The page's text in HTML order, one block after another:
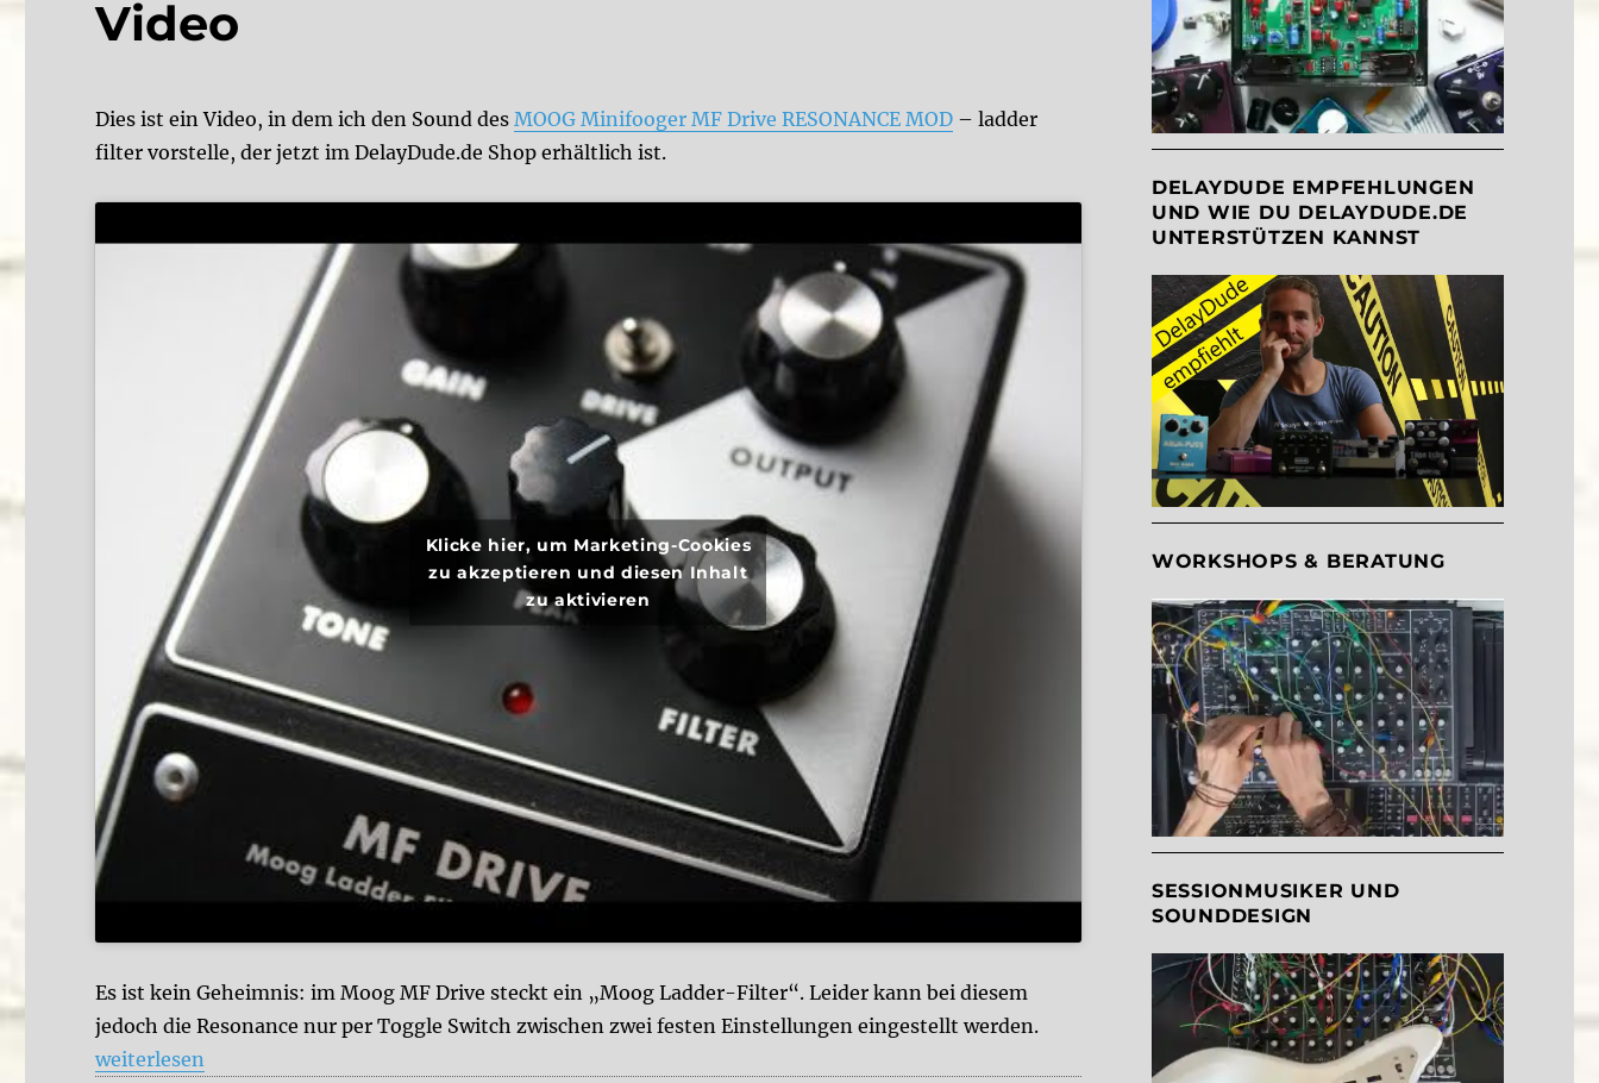
Video
Dies ist ein Video, in dem ich den Sound desMOOG Minifooger MF Drive RESONANCE MOD – ladder
filter vorstelle, der jetzt im DelayDude.de Shop erhältlich ist.
Klicke hier, um Marketing-Cookies
zu akzeptieren und diesen Inhalt
zu aktivieren
Es ist kein Geheimnis: im Moog MF Drive steckt ein „Moog Ladder-Filter“. Leider kann bei diesem
jedoch die Resonance nur per Toggle Switch zwischen zwei festen Einstellungen eingestellt werden.
„MOOG Minifooger MF Drive RESONANCE MOD – ladder filter Demo Video“
weiterlesen
DELAYDUDE EMPFEHLUNGEN
UND WIE DU DELAYDUDE.DE
UNTERSTÜTZEN KANNST
WORKSHOPS & BERATUNG
SESSIONMUSIKER UND
SOUNDDESIGN